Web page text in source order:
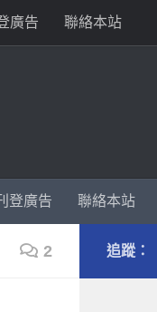
廣告 聯絡本站
登廣告 聯絡本站
2 追蹤：